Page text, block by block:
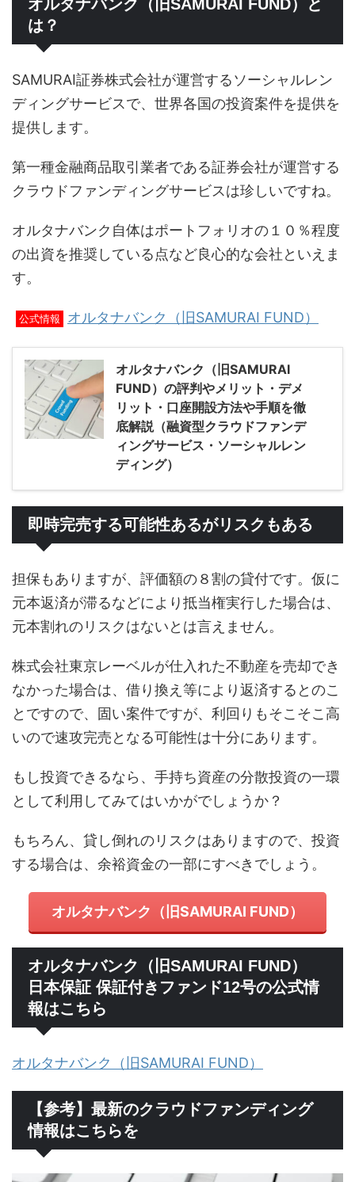
オルタナバンク（旧SAMURAI FUND）と
は？
SAMURAI証券株式会社が運営するソーシャルレン
ディングサービスで、世界各国の投資案件を提供を
提供します。
第一種金融商品取引業者である証券会社が運営する
クラウドファンディングサービスは珍しいですね。
オルタナバンク自体はポートフォリオの１０％程度
の出資を推奨している点など良心的な会社といえま
す。
公式情報 オルタナバンク（旧SAMURAI FUND）
オルタナバンク（旧SAMURAI
FUND）の評判やメリット・デメ
リット・口座開設方法や手順を徹
底解説（融資型クラウドファンデ
ィングサービス・ソーシャルレン
ディング）
即時完売する可能性あるがリスクもある
担保もありますが、評価額の８割の貸付です。仮に
元本返済が滞るなどにより抵当権実行した場合は、
元本割れのリスクはないとは言えません。
株式会社東京レーベルが仕入れた不動産を売却でき
なかった場合は、借り換え等により返済するとのこ
とですので、固い案件ですが、利回りもそこそこ高
いので速攻完売となる可能性は十分にあります。
もし投資できるなら、手持ち資産の分散投資の一環
として利用してみてはいかがでしょうか？
もちろん、貸し倒れのリスクはありますので、投資
する場合は、余裕資金の一部にすべきでしょう。
オルタナバンク（旧SAMURAI FUND）
オルタナバンク（旧SAMURAI FUND）
日本保証 保証付きファンド12号の公式情
報はこちら
オルタナバンク（旧SAMURAI FUND）
【参考】最新のクラウドファンディング
情報はこちらを